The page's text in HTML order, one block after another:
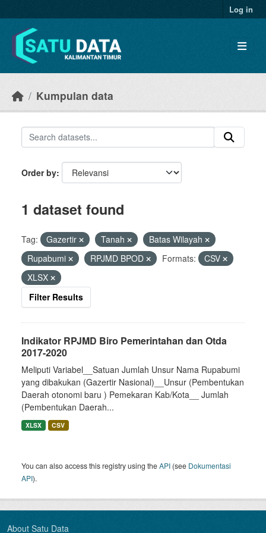
Log in
Kumpulan data
Order by
1 dataset found
Tag: Gazertir Tanah
Batas Wilayah
Rupabumi
RPJMD BPOD Formats:
CSV
XLSX
Filter Results
Indikator RPJMD Biro Pemerintahan dan Otda
2017-2020
Meliputi Variabel__Satuan Jumlah Unsur Nama Rupabumi
yang dibakukan (Gazertir Nasional)__Unsur (Pembentukan
Daerah otonomi baru ) Pemekaran Kab/Kota__ Jumlah
(Pembentukan Daerah...
XLSX CSV
You can also access this registry using theAPI (see Dokumentasi
API).
About Satu Data